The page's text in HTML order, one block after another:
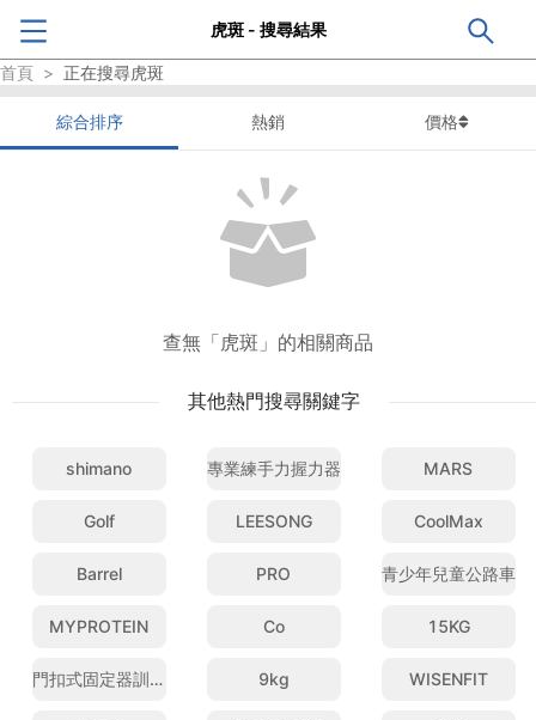
虎斑 - 搜尋結果
首頁 > 正在搜尋虎斑
綜合排序 熱銷 價格
查無「虎斑」的相關商品
其他熱門搜尋關鍵字
shimano 專業練手力握力器 MARS
Golf LEESONG CoolMax
Barrel PRO 青少年兒童公路車
MYPROTEIN Co 15KG
門扣式固定器訓練帶 9kg WISENFIT